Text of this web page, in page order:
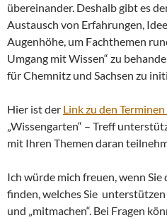
übereinander. Deshalb gibt es
Austausch von Erfahrungen,
Augenhöhe, um Fachthemen
Umgang mit Wissen“ zu
für Chemnitz und Sachsen zu
Hier ist der Link zu den
„Wissengarten“ – Treff
mit Ihren Themen daran
Ich würde mich freuen, wenn Sie
finden, welches Sie
und „mitmachen“. Bei Fragen